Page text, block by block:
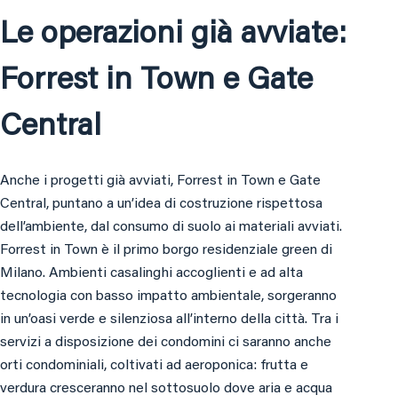
Le operazioni già avviate:
Forrest in Town e Gate
Central
Anche i progetti già avviati, Forrest in Town e Gate
Central, puntano a un’idea di costruzione rispettosa
dell’ambiente, dal consumo di suolo ai materiali avviati.
Forrest in Town è il primo borgo residenziale green di
Milano. Ambienti casalinghi accoglienti e ad alta
tecnologia con basso impatto ambientale, sorgeranno
in un’oasi verde e silenziosa all’interno della città. Tra i
servizi a disposizione dei condomini ci saranno anche
orti condominiali, coltivati ad aeroponica: frutta e
verdura cresceranno nel sottosuolo dove aria e acqua